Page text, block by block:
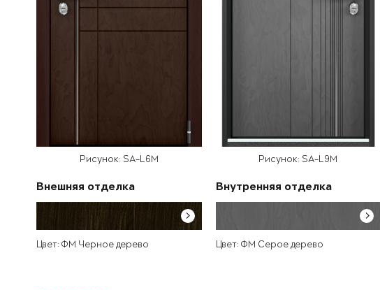
Рисунок: SA-L6M
Внешняя отделка
Цвет: ФМ Черное дерево
Рисунок: SA-L9M
Внутренняя отделка
Цвет: ФМ Серое дерево